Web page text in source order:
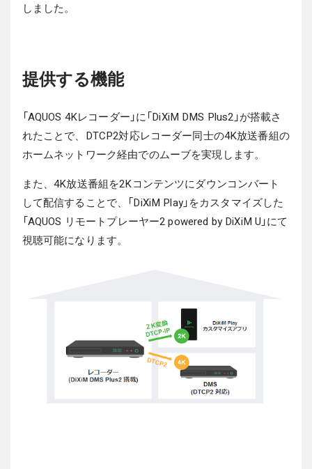
しました。
提供する機能
「AQUOS 4Kレコーダー」に「DiXiM DMS Plus2」が搭載さ
れたことで、DTCP2対応レコーダー同士の4K放送番組の
ホームネットワーク経由でのムーブを実現します。
また、4K放送番組を2Kコンテンツにダウンコンバート
して配信することで、「DiXiM Play」をカスタマイズした
「AQUOS リモートプレーヤー2 powered by DiXiM U」にて
視聴可能になります。